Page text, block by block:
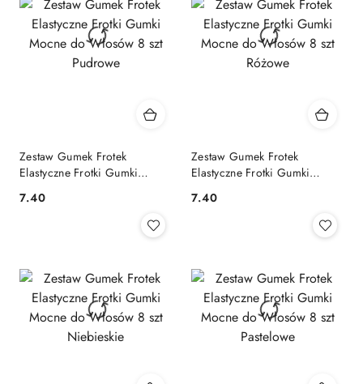
Zestaw Gumek Frotek
Elastyczne Frotki Gumki
Pudrowe
Cena:
7.40
Zestaw Gumek Frotek
Elastyczne Frotki Gumki
Różowe
Cena:
7.40